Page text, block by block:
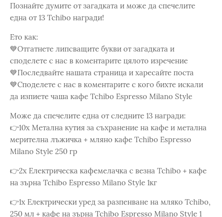
Познайте думите от загадката и може да спечелите
една от 13 Tchibo награди!
Ето как:
💙Отгатнете липсващите букви от загадката и
споделете с нас в коментарите цялото изречение
💙Последвайте нашата страница и харесайте поста
💙Споделете с нас в коментарите с кого бихте искали
да изпиете чаша кафе Tchibo Espresso Milano Style
Може да спечелите една от следните 13 награди:
👉10x Метална кутия за съхранение на кафе и метална
мерителна лъжичка + мляно кафе Tchibo Espresso
Milano Style 250 гр
👉2x Електрическа кафемелачка с везна Tchibo + кафе
на зърна Tchibo Espresso Milano Style 1кг
👉1x Електрически уред за разпенване на мляко Tchibo,
250 мл + кафе на зърна Tchibo Espresso Milano Style 1